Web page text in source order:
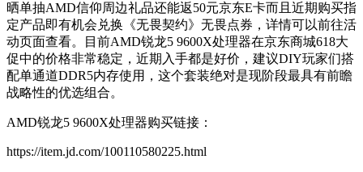
晒单抽AMD信仰周边礼品还能返50元京东E卡而且近期购买指
定产品即有机会兑换《无畏契约》无畏点券，详情可以前往活
动页面查看。目前AMD锐龙5 9600X处理器在京东商城618大
促中的价格非常稳定，近期入手都是好价，建议DIY玩家们搭
配单通道DDR5内存使用，这个套装绝对是现阶段最具有前瞻
战略性的优选组合。
AMD锐龙5 9600X处理器购买链接：
https://item.jd.com/100110580225.html